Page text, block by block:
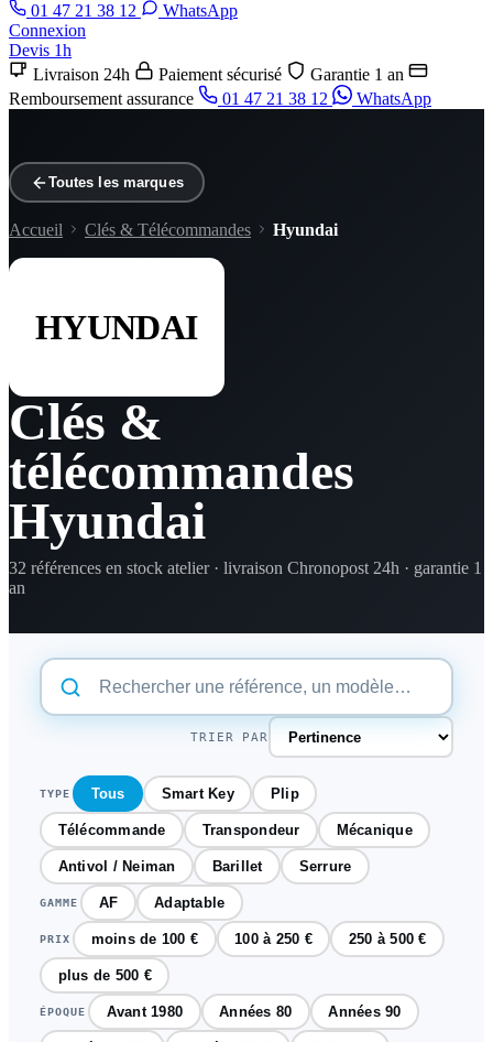
01 47 21 38 12
WhatsApp
Connexion
Devis 1h
Livraison 24h
Paiement sécurisé
Garantie 1 an
Remboursement assurance
01 47 21 38 12 WhatsApp
Toutes les marques
Accueil Clés & Télécommandes Hyundai
HYUNDAI
Clés &
télécommandes
Hyundai
32 références en stock atelier · livraison Chronopost 24h · garantie 1
an
TRIER PAR
TYPE Tous Smart Key Plip
Télécommande Transpondeur Mécanique
Antivol / Neiman Barillet Serrure
GAMME AF Adaptable
PRIX moins de 100 € 100 à 250 € 250 à 500 €
plus de 500 €
ÉPOQUE Avant 1980 Années 80 Années 90